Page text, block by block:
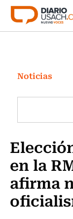
Click acá para ir
Investigación
Cultura
Programas
Noticias
en la
afirma